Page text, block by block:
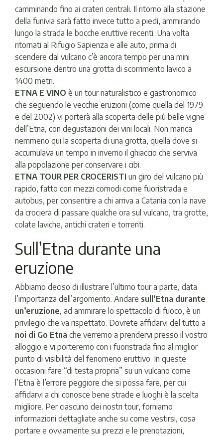
camminando fino ai crateri centrali. Il ritorno alla stazione
della funivia sarà fatto invece tutto a piedi, ammirando
lungo la strada le bocche eruttive recenti. Una volta
ritornati al Rifugio Sapienza e alle auto, prima di
scendere dal vulcano c’è ancora tempo per una mini
escursione dentro una grotta di scorrimento lavico a
1400 metri.
ETNA E VINO è un tour naturalistico e gastronomico
che seguendo le vecchie eruzioni (come quella del 1979
e del 2002) vi porterà alla scoperta delle più belle vigne
dell’Etna, con degustazioni dei vini locali. Non manca
nemmeno qui la scoperta di una grotta, quella dove si
accumulava un tempo in inverno il ghiaccio che serviva
alla popolazione per conservare i cibi.
ETNA TOUR PER CROCERISTI un giro del vulcano più
rapido, fatto con mezzi comodi come fuoristrada e
autobus, per consentire a chi arriva a Catania con la nave
da crociera di passare qualche ora sul vulcano, tra grotte,
colate laviche, antichi crateri e torrenti.
Sull’Etna durante una
eruzione
Abbiamo deciso di illustrare l’ultimo tour a parte, data
l’importanza dell’argomento. Andare sull’Etna durante
un’eruzione, ad ammirare lo spettacolo di fuoco, è un
privilegio che va rispettato. Dovrete affidarvi del tutto a
noi di Go Etna che verremo a prendervi presso il vostro
alloggio e vi porteremo con i fuoristrada fino al miglior
punto di visibilità del fenomeno eruttivo. In queste
occasioni fare “di testa propria” su un vulcano come
l’Etna è l’errore peggiore che si possa fare, per cui
affidarvi a chi conosce bene strade e luoghi è la scelta
migliore. Per ciascuno dei nostri tour, forniamo
informazioni dettagliate anche su come vestirsi, cosa
portare e ovviamente sui prezzi e le prenotazioni,